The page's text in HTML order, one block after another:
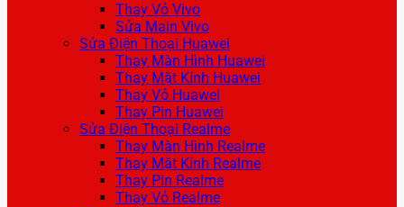
Thay Vỏ Vivo
Sửa Main Vivo
Sửa Điện Thoại Huawei
Thay Màn Hình Huawei
Thay Mặt Kính Huawei
Thay Vỏ Huawei
Thay Pin Huawei
Sửa Điện Thoại Realme
Thay Màn Hình Realme
Thay Mặt Kính Realme
Thay Pin Realme
Thay Vỏ Realme